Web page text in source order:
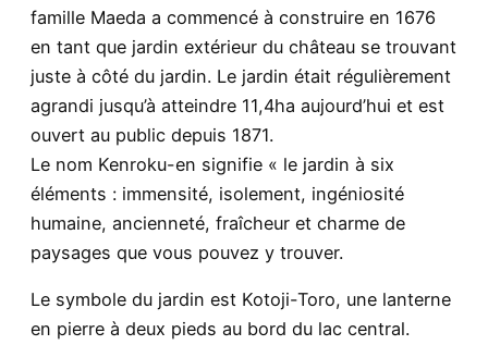
famille Maeda a commencé à construire en 1676
en tant que jardin extérieur du château se trouvant
juste à côté du jardin. Le jardin était régulièrement
agrandi jusqu’à atteindre 11,4ha aujourd’hui et est
ouvert au public depuis 1871.
Le nom Kenroku-en signifie « le jardin à six
éléments : immensité, isolement, ingéniosité
humaine, ancienneté, fraîcheur et charme de
paysages que vous pouvez y trouver.
Le symbole du jardin est Kotoji-Toro, une lanterne
en pierre à deux pieds au bord du lac central.